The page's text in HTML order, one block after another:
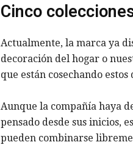
Cinco
Actualmente, la marca ya
decoración del hogar o
que están cosechando
Aunque la compañía haya
pensado desde sus inicios,
pueden combinarse